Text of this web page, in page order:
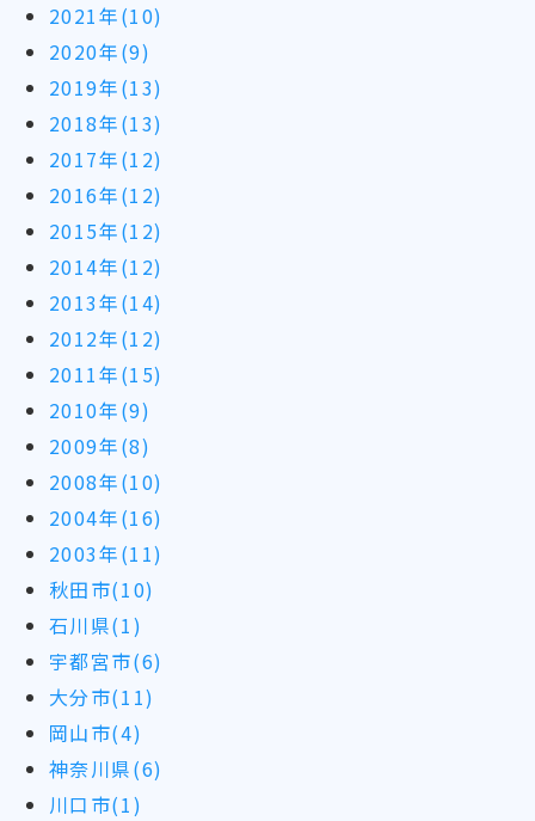
2021年(10)
2020年(9)
2019年(13)
2018年(13)
2017年(12)
2016年(12)
2015年(12)
2014年(12)
2013年(14)
2012年(12)
2011年(15)
2010年(9)
2009年(8)
2008年(10)
2004年(16)
2003年(11)
秋田市(10)
石川県(1)
宇都宮市(6)
大分市(11)
岡山市(4)
神奈川県(6)
川口市(1)